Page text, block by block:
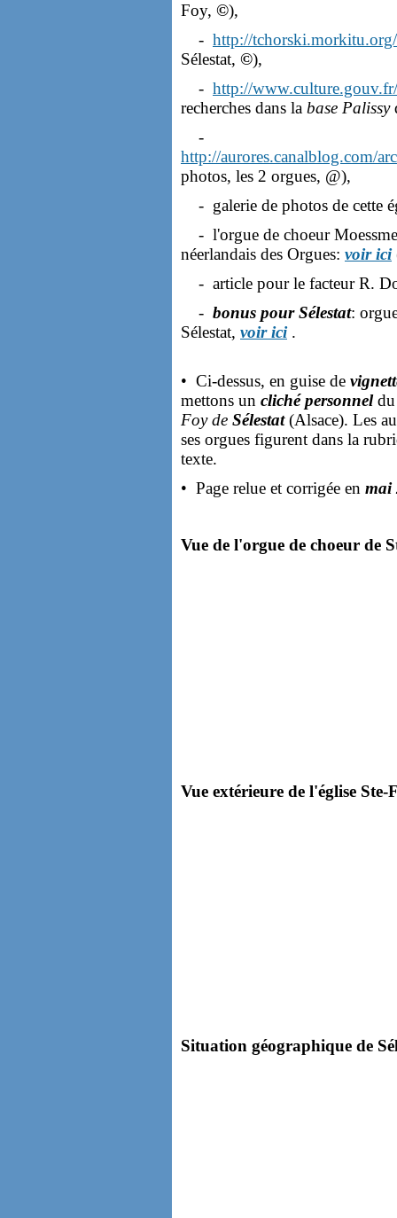
Foy, ©),
- http://tchorski.morkitu.org/
Sélestat, ©),
- http://
recherches dans la base Palissy
-
http://aurores.canalblog.com/
photos, les 2 orgues, @),
- galerie de photos de cette
- l'orgue de choeur
néerlandais des Orgues: voir ici
- article pour le facteur R.
- bonus pour Sélestat:
Sélestat, voir ici.
• Ci-dessus, en guise de
mettons un cliché personnel
Foy de Sélestat(Alsace). Les
ses orgues figurent dans la
texte.
• Page relue et corrigée en mai
Vue de l'orgue de choeur de
Vue extérieure de l'église
Situation géographique de